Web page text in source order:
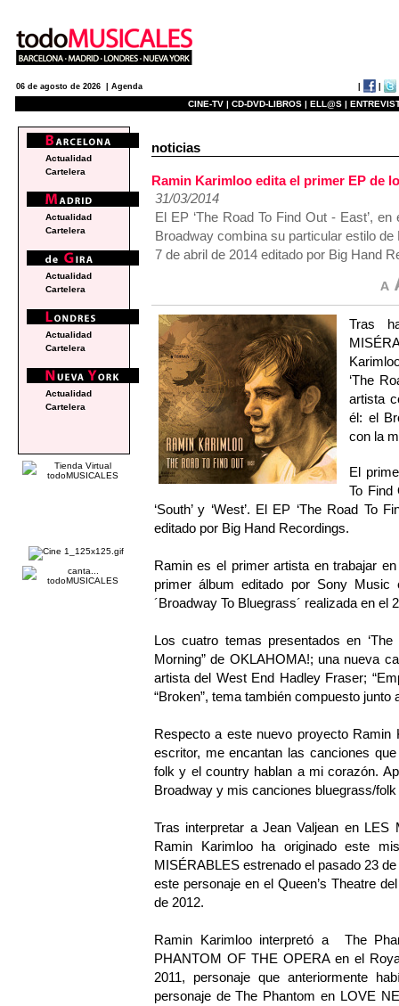
06 de agosto de 2026 | Agenda
CINE-TV | CD-DVD-LIBROS | ELL@S |
noticias
Ramin Karimloo edita el primer EP de
31/03/2014
El EP ‘The Road To Find Out - East’,
Broadway combina su particular estilo
7 de abril de 2014 editado por Big Hand
Tras
‘The
artista
él: el
con la
El
To Find
‘South’ y ‘West’. El EP ‘The Road
editado por Big Hand Recordings.
Ramin es el primer artista en trabajar
primer álbum editado por Sony
´Broadway To Bluegrass´ realizada en el
Los cuatro temas presentados en
Morning” de OKLAHOMA!; una nueva
artista del West End Hadley Fraser;
“Broken”, tema también compuesto junto
Respecto a este nuevo proyecto Ramin
escritor, me encantan las canciones
folk y el country hablan a mi corazón.
Broadway y mis canciones bluegrass/
Tras interpretar a Jean Valjean en LES
Ramin Karimloo ha originado este
MISÉRABLES estrenado el pasado 23
este personaje en el Queen’s Theatre
de 2012.
Ramin Karimloo interpretó a The
PHANTOM OF THE OPERA en el
2011, personaje que anteriormente
personaje de The Phantom en LOVE
Actualidad
Cartelera
Actualidad
Cartelera
Actualidad
Cartelera
Actualidad
Cartelera
Actualidad
Cartelera